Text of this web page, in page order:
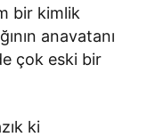
bir kimlik
anavatanı
çok eski bir
ki